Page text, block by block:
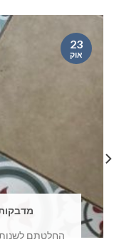
החלטתם
23
אוק